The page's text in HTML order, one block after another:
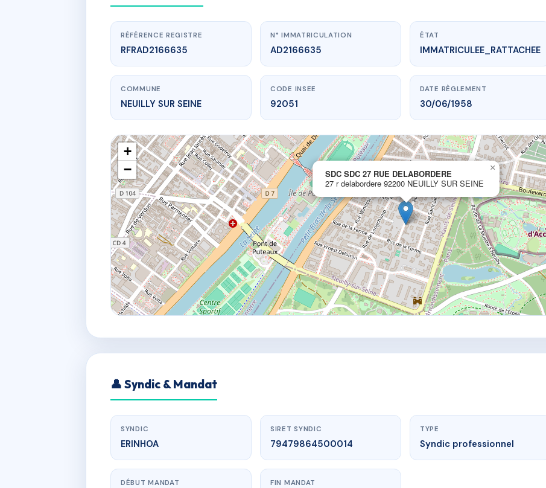
www.vme.plus/AD2166635
SDC SDC 27 RUE DELABORDERE
27 r delabordere92200 NEUILLY SUR SEINE
RÉFÉRENCE REGISTRE
RFRAD2166635
N° IMMATRICULATION
AD2166635
ÉTAT
IMMATRICULEE_RATTACHEE
COMMUNE
NEUILLY SUR SEINE
CODE INSEE
92051
DATE RÈGLEMENT
30/06/1958
SDC SDC 27 RUE DELABORDERE
27 r delabordere 92200 NEUILLY SUR SEINE
×
+
−
👤 Syndic & Mandat
SYNDIC
ERINHOA
SIRET SYNDIC
79479864500014
TYPE
Syndic professionnel
DÉBUT MANDAT FIN MANDAT